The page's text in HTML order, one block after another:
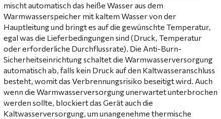
mischt automatisch das heiße Wasser aus dem
Warmwasserspeicher mit kaltem Wasser von der
Hauptleitung und bringt es auf die gewünschte Temperatur,
egal was die Lieferbedingungen sind (Druck, Temperatur
oder erforderliche Durchflussrate). Die Anti-Burn-
Sicherheitseinrichtung schaltet die Warmwasserversorgung
automatisch ab, falls kein Druck auf den Kaltwasseranschluss
besteht, womit das Verbrennungsrisiko beseitigt wird. Auch
wenn die Warmwasserversorgung unerwartet unterbrochen
werden sollte, blockiert das Gerät auch die
Kaltwasserversorgung, um unangenehme thermische